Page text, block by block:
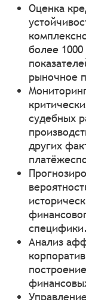
Оценка
более
рыночное
судебных
других
специфики.
Анализ